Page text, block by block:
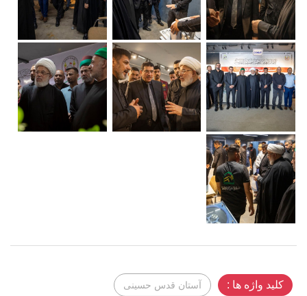
کلید واژه ها : آستان قدس حسینی